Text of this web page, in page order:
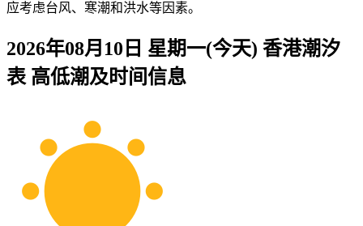
应考虑台风、寒潮和洪水等因素。
2026年08月10日 星期一(今天) 香港潮汐
表 高低潮及时间信息